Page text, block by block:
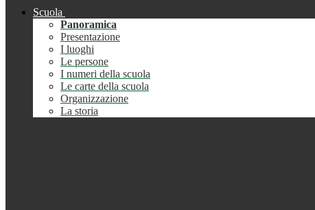
Scuola
Panoramica
Presentazione
I luoghi
Le persone
I numeri della scuola
Le carte della scuola
Organizzazione
La storia